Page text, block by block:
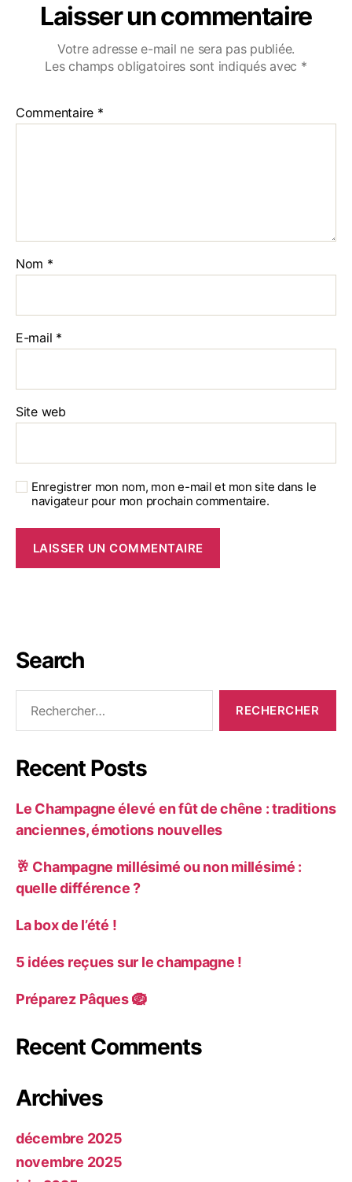
Laisser un commentaire
Votre adresse e-mail ne sera pas publiée.
Les champs obligatoires sont indiqués avec *
Commentaire *
Nom *
E-mail *
Site web
Enregistrer mon nom, mon e-mail et mon site dans le
navigateur pour mon prochain commentaire.
Search
Recent Posts
Le Champagne élevé en fût de chêne : traditions
anciennes, émotions nouvelles
🥂 Champagne millésimé ou non millésimé :
quelle différence ?
La box de l’été !
5 idées reçues sur le champagne !
Préparez Pâques 🪺
Recent Comments
Archives
décembre 2025
novembre 2025